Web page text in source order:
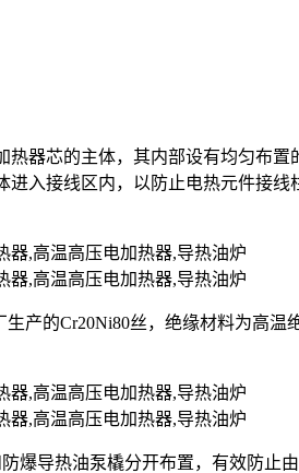
器芯的主体，其内部设有均匀布
入接线区内，以防止电热元件接
产的Cr20Ni80丝，绝缘材料为高
爆导热油泵橇分开布置，有效防止